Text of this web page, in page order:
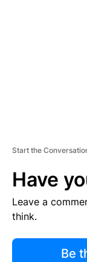
Start the
Have
Leave a
think.
Be